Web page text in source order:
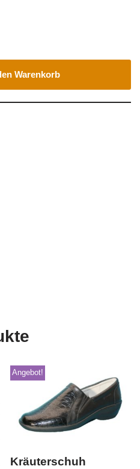
Warenkorb
Angebot!
Kräuterschuh